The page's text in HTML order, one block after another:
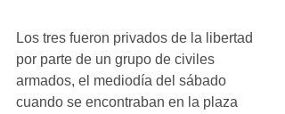
Los tres fueron privados de la libertad
por parte de un grupo de civiles
armados, el mediodía del sábado
cuando se encontraban en la plaza